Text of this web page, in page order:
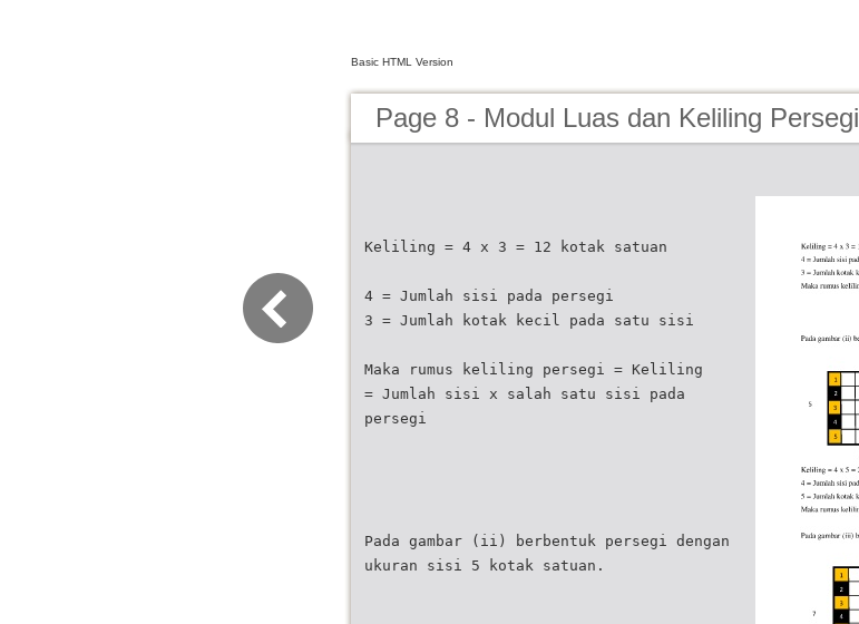
Basic HTML Version
Page 8 - Modul Luas dan Keliling Persegi
Keliling = 4 x 3 = 12 kotak satuan
4 = Jumlah sisi pada persegi
3 = Jumlah kotak kecil pada satu sisi
Maka rumus keliling persegi = Keliling
= Jumlah sisi x salah satu sisi pada
persegi
Pada gambar (ii) berbentuk persegi dengan
ukuran sisi 5 kotak satuan.